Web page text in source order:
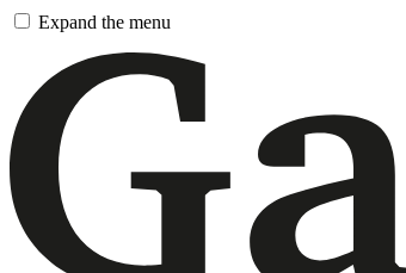
Pasar
contingut
principal
Expand the menu